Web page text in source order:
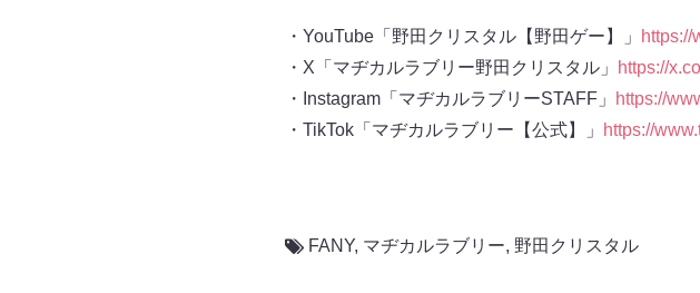
・YouTube「野田クリスタル【野田ゲー】」
・X「マヂカルラブリー野田クリスタル」
https://
・Instagram「マヂカルラブリーSTAFF」
https://
・TikTok「マヂカルラブリー【公式】」
https://
FANY, マヂカルラブリー, 野田クリスタル